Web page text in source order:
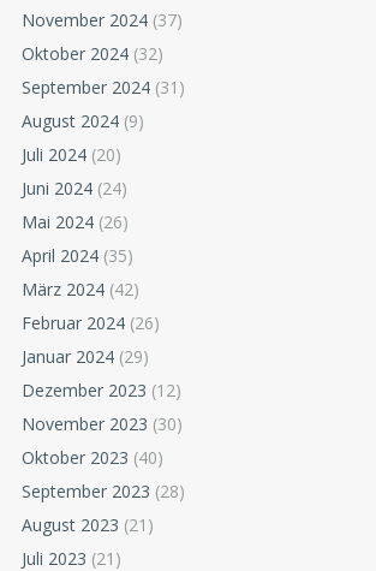
November 2024 (37)
Oktober 2024 (32)
September 2024 (31)
August 2024 (9)
Juli 2024 (20)
Juni 2024 (24)
Mai 2024 (26)
April 2024 (35)
März 2024 (42)
Februar 2024 (26)
Januar 2024 (29)
Dezember 2023 (12)
November 2023 (30)
Oktober 2023 (40)
September 2023 (28)
August 2023 (21)
Juli 2023 (21)